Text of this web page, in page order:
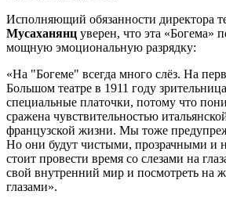
Исполняющий обязанности директора
Мусаханянц уверен, что эта «Богема»
мощную эмоциональную разрядку:
«На "Богеме" всегда много слёз. На
Большом театре в 1911 году
специальные платочки, потому что
сражена чувствительностью
французской жизни. Мы тоже
Но они будут чистыми, прозрачными и
стоит провести время со слезами на
свой внутренний мир и посмотреть на
глазами».